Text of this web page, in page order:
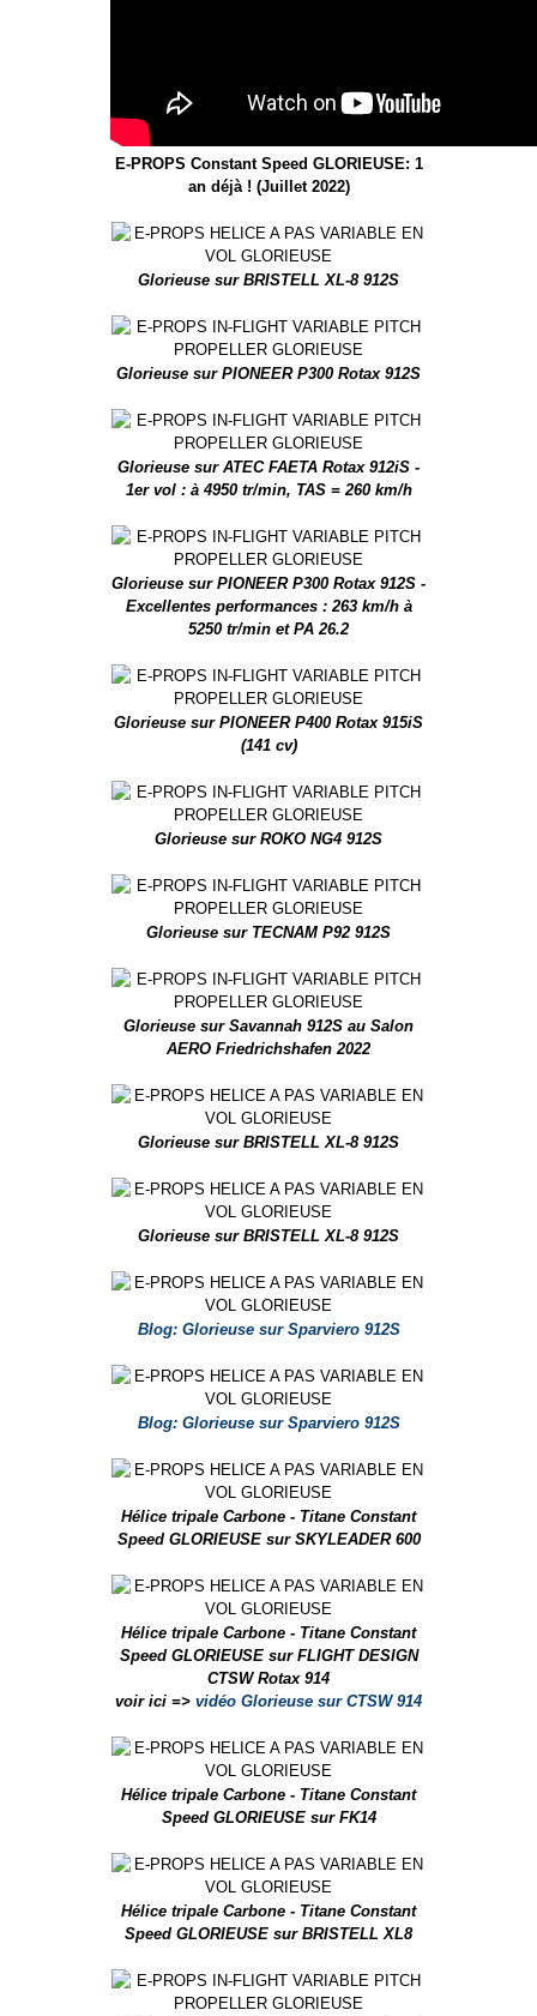
E-PROPS Constant Speed GLORIEUSE: 1
an déjà ! (Juillet 2022)
Glorieuse sur BRISTELL XL-8 912S
Glorieuse sur PIONEER P300 Rotax 912S
Glorieuse sur ATEC FAETA Rotax 912iS -
1er vol : à 4950 tr/min, TAS = 260 km/h
Glorieuse sur PIONEER P300 Rotax 912S -
Excellentes performances : 263 km/h à
5250 tr/min et PA 26.2
Glorieuse sur PIONEER P400 Rotax 915iS
(141 cv)
Glorieuse sur ROKO NG4 912S
Glorieuse sur TECNAM P92 912S
Glorieuse sur Savannah 912S au Salon
AERO Friedrichshafen 2022
Glorieuse sur BRISTELL XL-8 912S
Glorieuse sur BRISTELL XL-8 912S
Blog: Glorieuse sur Sparviero 912S
Blog: Glorieuse sur Sparviero 912S
Hélice tripale Carbone - Titane Constant
Speed GLORIEUSE sur SKYLEADER 600
Hélice tripale Carbone - Titane Constant
Speed GLORIEUSE sur FLIGHT DESIGN
CTSW Rotax 914
voir ici => vidéo Glorieuse sur CTSW 914
Hélice tripale Carbone - Titane Constant
Speed GLORIEUSE sur FK14
Hélice tripale Carbone - Titane Constant
Speed GLORIEUSE sur BRISTELL XL8